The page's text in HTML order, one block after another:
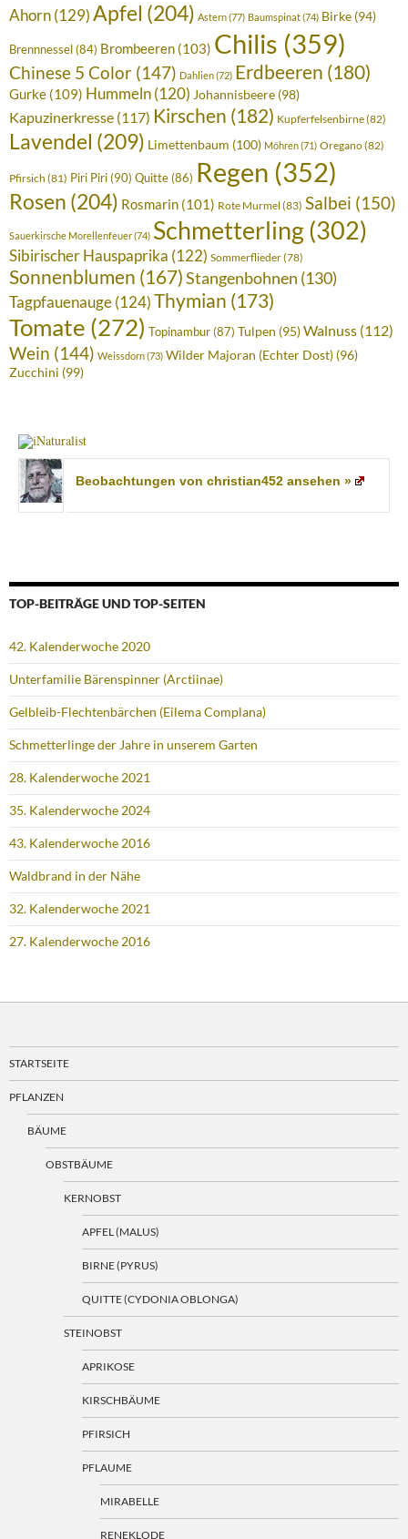
Ahorn(129)Apfel (204) Astern(77) Baumspinat(74) Birke (94)
Brennnessel (84) Brombeeren (103) Chilis (359)
Chinese 5 Color (147) Dahlien(72) Erdbeeren (180)
Gurke (109) Hummeln (120) Johannisbeere (98)
Kapuzinerkresse (117) Kirschen (182) Kupferfelsenbirne(82)
Lavendel (209) Limettenbaum (100) Möhren(71) Oregano(82)
Pfirsich (81) Piri Piri(90) Quitte(86) Regen (352)
Rosen (204) Rosmarin (101) Rote Murmel (83) Salbei (150)
Sauerkirsche Morellenfeuer(74) Schmetterling(302)
Sibirischer Hauspaprika (122) Sommerflieder(78)
Sonnenblumen (167)Stangenbohnen (130)
Tagpfauenauge(124)Thymian (173)
Tomate (272) Topinambur(87) Tulpen (95)Walnuss (112)
Wein (144) Weissdorn(73) Wilder Majoran (Echter Dost) (96)
Zucchini (99)
Beobachtungen von christian452 ansehen »
TOP-BEITRÄGE UND TOP-SEITEN
42. Kalenderwoche 2020
Unterfamilie Bärenspinner (Arctiinae)
Gelbleib-Flechtenbärchen (Eilema Complana)
Schmetterlinge der Jahre in unserem Garten
28. Kalenderwoche 2021
35. Kalenderwoche 2024
43. Kalenderwoche 2016
Waldbrand in der Nähe
32. Kalenderwoche 2021
27. Kalenderwoche 2016
STARTSEITE
PFLANZEN
BÄUME
OBSTBÄUME
KERNOBST
APFEL (MALUS)
BIRNE (PYRUS)
QUITTE (CYDONIA OBLONGA)
STEINOBST
APRIKOSE
KIRSCHBÄUME
PFIRSICH
PFLAUME
MIRABELLE
RENEKLODE